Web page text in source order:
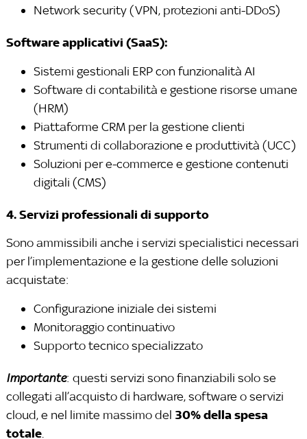
Network security (VPN, protezioni anti-DDoS)
Software applicativi (SaaS):
Sistemi gestionali ERP con funzionalità AI
Software di contabilità e gestione risorse umane
(HRM)
Piattaforme CRM per la gestione clienti
Strumenti di collaborazione e produttività (UCC)
Soluzioni per e-commerce e gestione contenuti
digitali (CMS)
4. Servizi professionali di supporto
Sono ammissibili anche i servizi specialistici necessari
per l’implementazione e la gestione delle soluzioni
acquistate:
Configurazione iniziale dei sistemi
Monitoraggio continuativo
Supporto tecnico specializzato
Importante: questi servizi sono finanziabili solo se
collegati all’acquisto di hardware, software o servizi
cloud, e nel limite massimo del 30% della spesa
totale.